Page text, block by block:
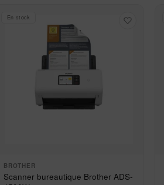
En stock
BROTHER
Scanner bureautique Brother ADS-